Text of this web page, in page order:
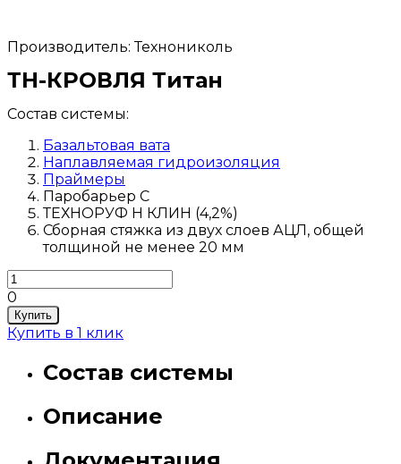
Производитель: Технониколь
ТН-КРОВЛЯ Титан
Состав системы:
Базальтовая вата
Наплавляемая гидроизоляция
Праймеры
Паробарьер С
ТЕХНОРУФ Н КЛИН (4,2%)
Сборная стяжка из двух слоев АЦЛ, общей
толщиной не менее 20 мм
0
Купить
Купить в 1 клик
Состав системы
Описание